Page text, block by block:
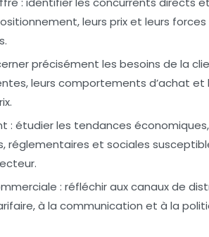
leurs prix et leurs forces
précisément les besoins de la
leurs comportements d’achat et
: étudier les tendances économiques,
réglementaires et sociales
: réfléchir aux canaux de
à la communication et à la